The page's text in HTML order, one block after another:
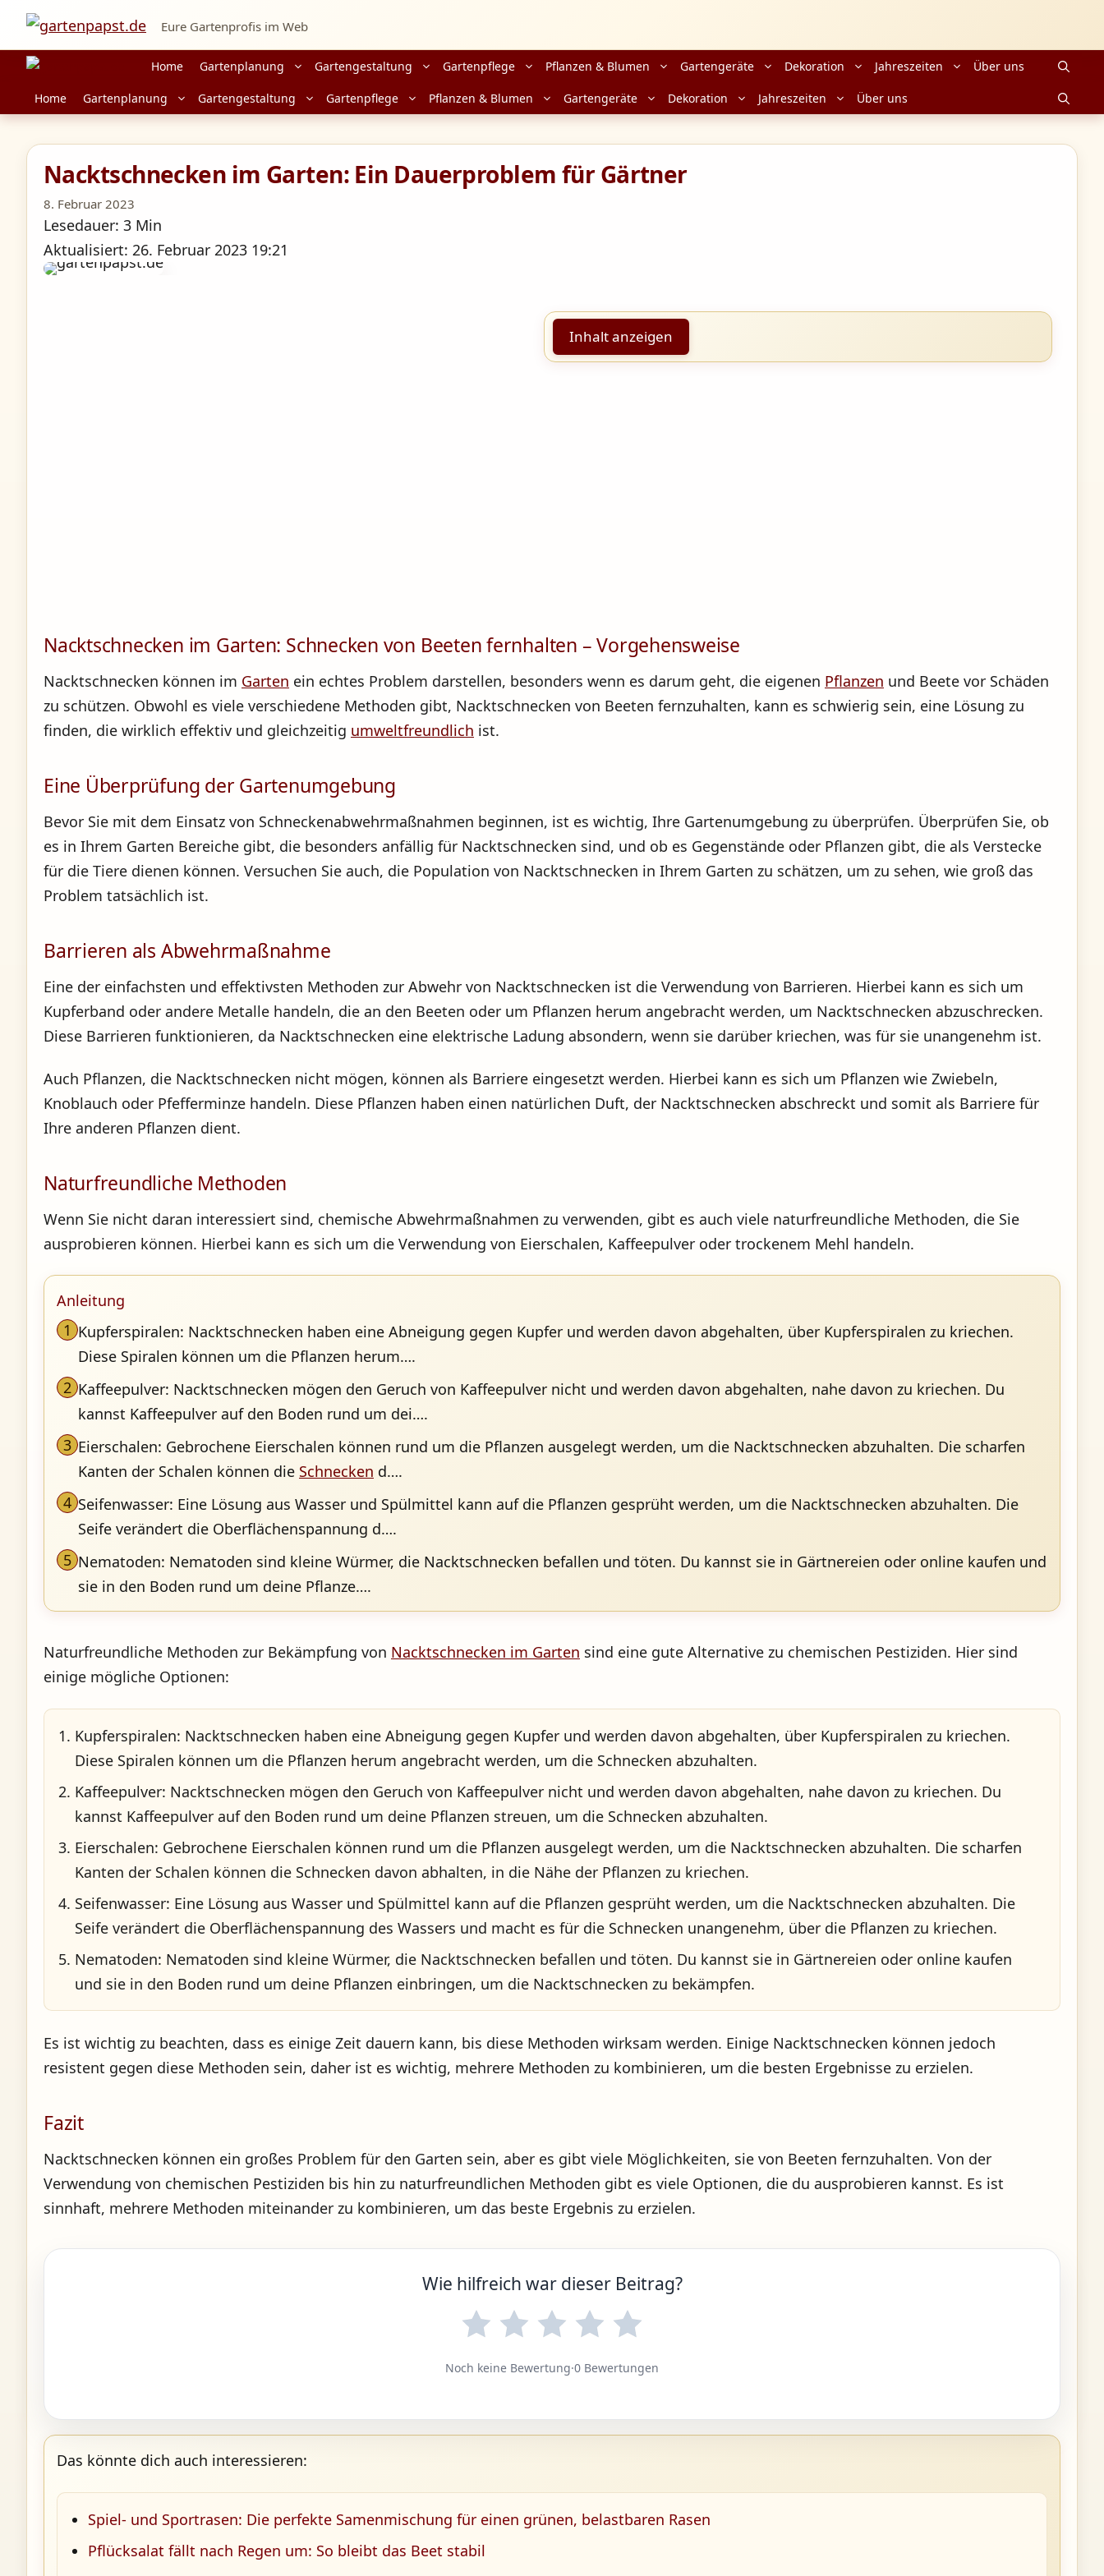
Zum
springen
Eure Gartenprofis im Web
Home Gartenplanung Gartengestaltung Gartenpflege Pflanzen & Blumen Gartengeräte Dekoration Jahreszeiten Über uns
Home Gartenplanung Gartengestaltung Gartenpflege Pflanzen & Blumen Gartengeräte Dekoration Jahreszeiten Über uns
Nacktschnecken im Garten: Ein Dauerproblem für Gärtner
8. Februar 2023
Lesedauer: 3 Min
Aktualisiert: 26. Februar 2023 19:21
Inhalt anzeigen
Nacktschnecken im Garten: Schnecken von Beeten fernhalten – Vorgehensweise
Nacktschnecken können im Garten ein echtes Problem darstellen, besonders wenn es darum geht, die eigenen Pflanzen und Beete vor Schäden
zu schützen. Obwohl es viele verschiedene Methoden gibt, Nacktschnecken von Beeten fernzuhalten, kann es schwierig sein, eine Lösung zu
finden, die wirklich effektiv und gleichzeitig umweltfreundlich ist.
Eine Überprüfung der Gartenumgebung
Bevor Sie mit dem Einsatz von Schneckenabwehrmaßnahmen beginnen, ist es wichtig, Ihre Gartenumgebung zu überprüfen. Überprüfen Sie, ob
es in Ihrem Garten Bereiche gibt, die besonders anfällig für Nacktschnecken sind, und ob es Gegenstände oder Pflanzen gibt, die als Verstecke
für die Tiere dienen können. Versuchen Sie auch, die Population von Nacktschnecken in Ihrem Garten zu schätzen, um zu sehen, wie groß das
Problem tatsächlich ist.
Barrieren als Abwehrmaßnahme
Eine der einfachsten und effektivsten Methoden zur Abwehr von Nacktschnecken ist die Verwendung von Barrieren. Hierbei kann es sich um
Kupferband oder andere Metalle handeln, die an den Beeten oder um Pflanzen herum angebracht werden, um Nacktschnecken abzuschrecken.
Diese Barrieren funktionieren, da Nacktschnecken eine elektrische Ladung absondern, wenn sie darüber kriechen, was für sie unangenehm ist.
Auch Pflanzen, die Nacktschnecken nicht mögen, können als Barriere eingesetzt werden. Hierbei kann es sich um Pflanzen wie Zwiebeln,
Knoblauch oder Pfefferminze handeln. Diese Pflanzen haben einen natürlichen Duft, der Nacktschnecken abschreckt und somit als Barriere für
Ihre anderen Pflanzen dient.
Naturfreundliche Methoden
Wenn Sie nicht daran interessiert sind, chemische Abwehrmaßnahmen zu verwenden, gibt es auch viele naturfreundliche Methoden, die Sie
ausprobieren können. Hierbei kann es sich um die Verwendung von Eierschalen, Kaffeepulver oder trockenem Mehl handeln.
Anleitung
1 Kupferspiralen: Nacktschnecken haben eine Abneigung gegen Kupfer und werden davon abgehalten, über Kupferspiralen zu kriechen.
Diese Spiralen können um die Pflanzen herum….
2 Kaffeepulver: Nacktschnecken mögen den Geruch von Kaffeepulver nicht und werden davon abgehalten, nahe davon zu kriechen. Du
kannst Kaffeepulver auf den Boden rund um dei….
3 Eierschalen: Gebrochene Eierschalen können rund um die Pflanzen ausgelegt werden, um die Nacktschnecken abzuhalten. Die scharfen
Kanten der Schalen können die Schnecken d….
4 Seifenwasser: Eine Lösung aus Wasser und Spülmittel kann auf die Pflanzen gesprüht werden, um die Nacktschnecken abzuhalten. Die
Seife verändert die Oberflächenspannung d….
5 Nematoden: Nematoden sind kleine Würmer, die Nacktschnecken befallen und töten. Du kannst sie in Gärtnereien oder online kaufen und
sie in den Boden rund um deine Pflanze….
Naturfreundliche Methoden zur Bekämpfung von Nacktschnecken im Garten sind eine gute Alternative zu chemischen Pestiziden. Hier sind
einige mögliche Optionen:
Kupferspiralen: Nacktschnecken haben eine Abneigung gegen Kupfer und werden davon abgehalten, über Kupferspiralen zu kriechen.
Diese Spiralen können um die Pflanzen herum angebracht werden, um die Schnecken abzuhalten.
Kaffeepulver: Nacktschnecken mögen den Geruch von Kaffeepulver nicht und werden davon abgehalten, nahe davon zu kriechen. Du
kannst Kaffeepulver auf den Boden rund um deine Pflanzen streuen, um die Schnecken abzuhalten.
Eierschalen: Gebrochene Eierschalen können rund um die Pflanzen ausgelegt werden, um die Nacktschnecken abzuhalten. Die scharfen
Kanten der Schalen können die Schnecken davon abhalten, in die Nähe der Pflanzen zu kriechen.
Seifenwasser: Eine Lösung aus Wasser und Spülmittel kann auf die Pflanzen gesprüht werden, um die Nacktschnecken abzuhalten. Die
Seife verändert die Oberflächenspannung des Wassers und macht es für die Schnecken unangenehm, über die Pflanzen zu kriechen.
Nematoden: Nematoden sind kleine Würmer, die Nacktschnecken befallen und töten. Du kannst sie in Gärtnereien oder online kaufen
und sie in den Boden rund um deine Pflanzen einbringen, um die Nacktschnecken zu bekämpfen.
Es ist wichtig zu beachten, dass es einige Zeit dauern kann, bis diese Methoden wirksam werden. Einige Nacktschnecken können jedoch
resistent gegen diese Methoden sein, daher ist es wichtig, mehrere Methoden zu kombinieren, um die besten Ergebnisse zu erzielen.
Fazit
Nacktschnecken können ein großes Problem für den Garten sein, aber es gibt viele Möglichkeiten, sie von Beeten fernzuhalten. Von der
Verwendung von chemischen Pestiziden bis hin zu naturfreundlichen Methoden gibt es viele Optionen, die du ausprobieren kannst. Es ist
sinnhaft, mehrere Methoden miteinander zu kombinieren, um das beste Ergebnis zu erzielen.
Wie hilfreich war dieser Beitrag?
Noch keine Bewertung·0 Bewertungen
Das könnte dich auch interessieren:
Spiel- und Sportrasen: Die perfekte Samenmischung für einen grünen, belastbaren Rasen
Pflücksalat fällt nach Regen um: So bleibt das Beet stabil